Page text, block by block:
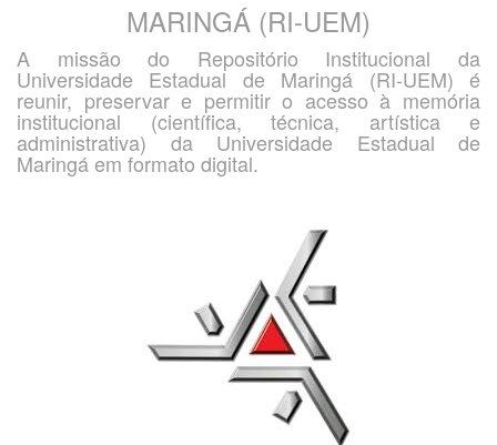
MARINGÁ (RI-UEM)
A missão do Repositório Institucional da
Universidade Estadual de Maringá (RI-UEM) é
reunir, preservar e permitir o acesso à memória
institucional (científica, técnica, artística e
administrativa) da Universidade Estadual de
Maringá em formato digital.